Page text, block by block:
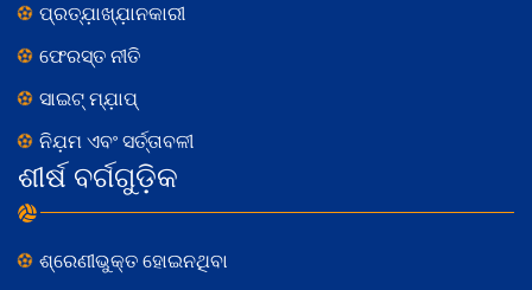
ପ୍ରତ୍ଯ଼ାଖ୍ଯ଼ାନକାରୀ
ଫେରସ୍ତ ନୀତି
ସାଇଟ୍ ମ୍ଯ଼ାପ୍
ନିଯ଼ମ ଏବଂ ସର୍ତ୍ତାବଳୀ
ଶୀର୍ଷ ବର୍ଗଗୁଡ଼ିକ
ଶ୍ରେଣୀଭୁକ୍ତ ହୋଇନଥିବା